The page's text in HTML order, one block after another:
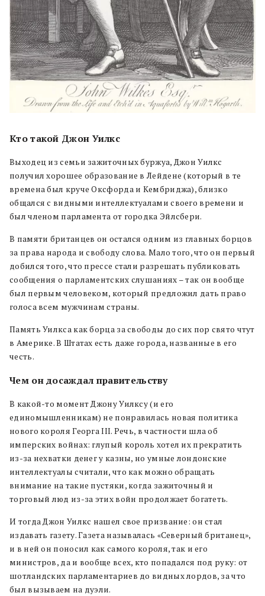
Кто такой Джон Уилкс
Выходец из семьи зажиточных буржуа, Джон Уилкс
получил хорошее образование в Лейдене (который в те
времена был круче Оксфорда и Кембриджа), близко
общался с видными интеллектуалами своего времени и
был членом парламента от городка Эйлсбери.
В памяти британцев он остался одним из главных борцов
за права народа и свободу слова. Мало того, что он первый
добился того, что прессе стали разрешать публиковать
сообщения о парламентских слушаниях – так он вообще
был первым человеком, который предложил дать право
голоса всем мужчинам страны.
Память Уилкса как борца за свободы до сих пор свято чтут
в Америке. В Штатах есть даже города, названные в его
честь.
Чем он досаждал правительству
В какой-то момент Джону Уилксу (и его
единомышленникам) не понравилась новая политика
нового короля Георга III. Речь, в частности шла об
имперских войнах: глупый король хотел их прекратить
из-за нехватки денег у казны, но умные лондонские
интеллектуалы считали, что как можно обращать
внимание на такие пустяки, когда зажиточный и
торговый люд из-за этих войн продолжает богатеть.
И тогда Джон Уилкс нашел свое призвание: он стал
издавать газету. Газета называлась «Северный британец»,
и в ней он поносил как самого короля, так и его
министров, да и вообще всех, кто попадался под руку: от
шотландских парламентариев до видных лордов, за что
был вызываем на дуэли.